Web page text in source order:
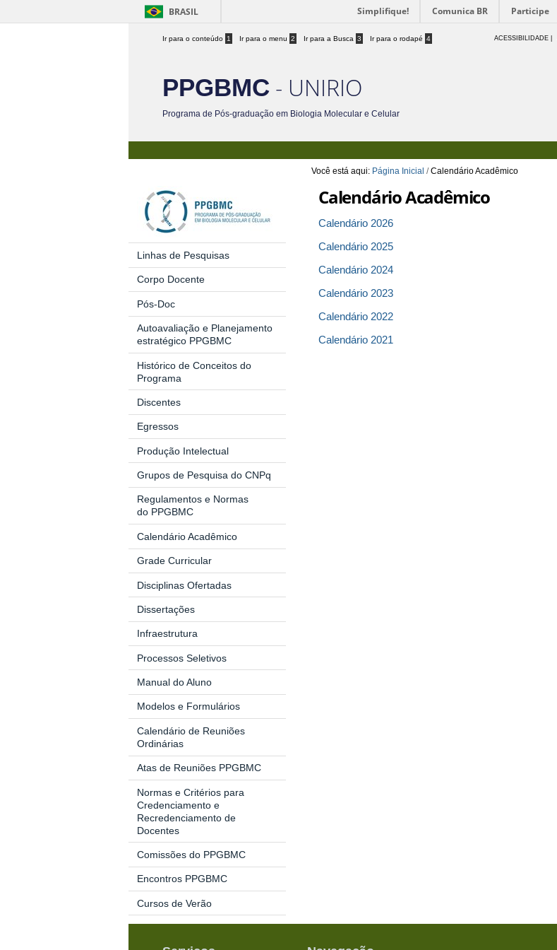
BRASIL Simplifique! Comunica BR Participe
Ir para o conteúdo 1 Ir para o menu 2 Ir para a Busca 3 Ir para o rodapé 4 ACESSIBILIDADE
PPGBMC - UNIRIO
Programa de Pós-graduação em Biologia Molecular e Celular
Você está aqui: Página Inicial /Calendário Acadêmico
Calendário Acadêmico
Calendário 2026
Calendário 2025
Calendário 2024
Calendário 2023
Calendário 2022
Calendário 2021
Linhas de Pesquisas
Corpo Docente
Pós-Doc
Autoavaliação e Planejamento
estratégico PPGBMC
Histórico de Conceitos do
Programa
Discentes
Egressos
Produção Intelectual
Grupos de Pesquisa do CNPq
Regulamentos e Normas
do PPGBMC
Calendário Acadêmico
Grade Curricular
Disciplinas Ofertadas
Dissertações
Infraestrutura
Processos Seletivos
Manual do Aluno
Modelos e Formulários
Calendário de Reuniões
Ordinárias
Atas de Reuniões PPGBMC
Normas e Critérios para
Credenciamento e
Recredenciamento de
Docentes
Comissões do PPGBMC
Encontros PPGBMC
Cursos de Verão